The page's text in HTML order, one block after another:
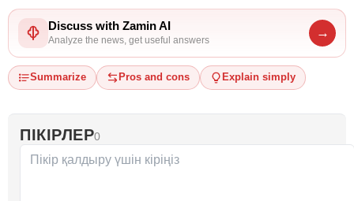
Discuss with Zamin AI
Analyze the news, get useful answers
→
Summarize Pros and cons Explain simply
ПІКІРЛЕР0